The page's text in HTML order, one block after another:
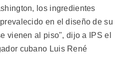
los ingredientes
en el diseño de su
vienen al piso", dijo a IPS el
cubano Luis René